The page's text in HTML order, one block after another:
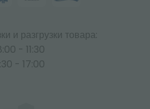
и разгрузки товара:
- 11:30
- 17:00